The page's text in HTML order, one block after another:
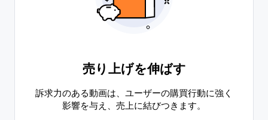
売り上げを伸ばす
訴求力のある動画は、ユーザーの購買行動に強く
影響を与え、売上に結びつきます。